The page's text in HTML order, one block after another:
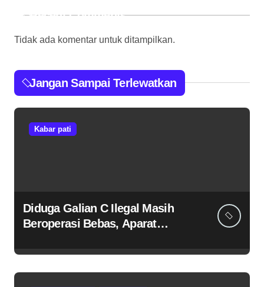
Recent Comments
Tidak ada komentar untuk ditampilkan.
Jangan Sampai Terlewatkan
Kabar pati
Diduga Galian C Ilegal Masih
Beroperasi Bebas, Aparat